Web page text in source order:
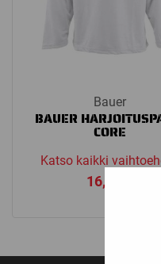
Bauer
BAUER
CORE
Katso kaikki
16,50